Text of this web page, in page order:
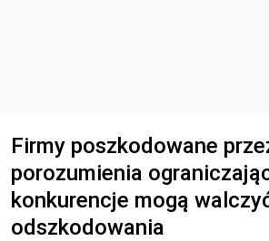
Firmy poszkodowane
porozumienia
konkurencje mogą
odszkodowania